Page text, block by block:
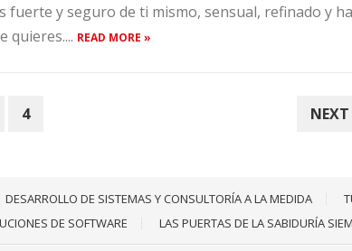
fuerte y seguro de ti mismo, sensual, refinado y
quieres.... READ MORE »
4
DESARROLLO DE SISTEMAS Y CONSULTORÍA A LA MEDIDA
DE SOFTWARE LAS PUERTAS DE LA SABIDURÍA